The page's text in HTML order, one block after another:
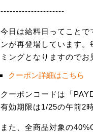
---------------------
今日は給料日ってこと
ンが再登場しています
ミングとなりますのでお
クーポン詳細はこちら
クーポンコードは「
有効期限は1/25の午前2
また、全商品対象の